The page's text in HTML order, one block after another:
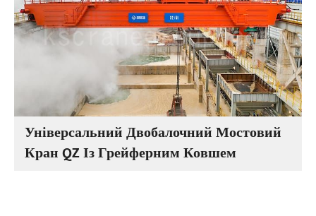
Універсальний Двобалочний Мостовий
Кран QZ Із Грейферним Ковшем